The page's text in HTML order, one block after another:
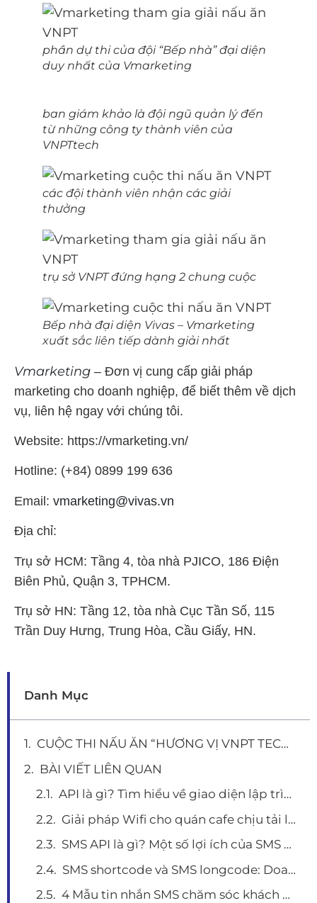
phần dự thi của đội “Bếp nhà” đại diện
duy nhất của Vmarketing
ban giám khảo là đội ngũ quản lý đến
từ những công ty thành viên của
VNPTtech
các đội thành viên nhận các giải
thưởng
trụ sở VNPT đứng hạng 2 chung cuộc
Bếp nhà đại diện Vivas – Vmarketing
xuất sắc liên tiếp dành giải nhất
Vmarketing – Đơn vị cung cấp giải pháp
marketing cho doanh nghiệp, để biết thêm về dịch
vụ, liên hệ ngay với chúng tôi.
Website: https://vmarketing.vn/
Hotline: (+84) 0899 199 636
Email: vmarketing@vivas.vn
Địa chỉ:
Trụ sở HCM: Tầng 4, tòa nhà PJICO, 186 Điện
Biên Phủ, Quận 3, TPHCM.
Trụ sở HN: Tầng 12, tòa nhà Cục Tần Số, 115
Trần Duy Hưng, Trung Hòa, Cầu Giấy, HN.
Danh Mục
CUỘC THI NẤU ĂN “HƯƠNG VỊ VNPT TECHNOLOGY MIỀN NAM” CHÀO MỪNG NGÀY PHỤ NỮ VIỆT NAM 2022
BÀI VIẾT LIÊN QUAN
API là gì? Tìm hiểu về giao diện lập trình ứng dụng và 1 số ứng dụng thiết thực
Giải pháp Wifi cho quán cafe chịu tải lên tới 100 người dùng
SMS API là gì? Một số lợi ích của SMS API và top 5 đơn vị cung cấp SMS API chất lượng
SMS shortcode và SMS longcode: Doanh nghiệp phù hợp với loại hình nào?
4 Mẫu tin nhắn SMS chăm sóc khách hàng hay nhất hiện nay